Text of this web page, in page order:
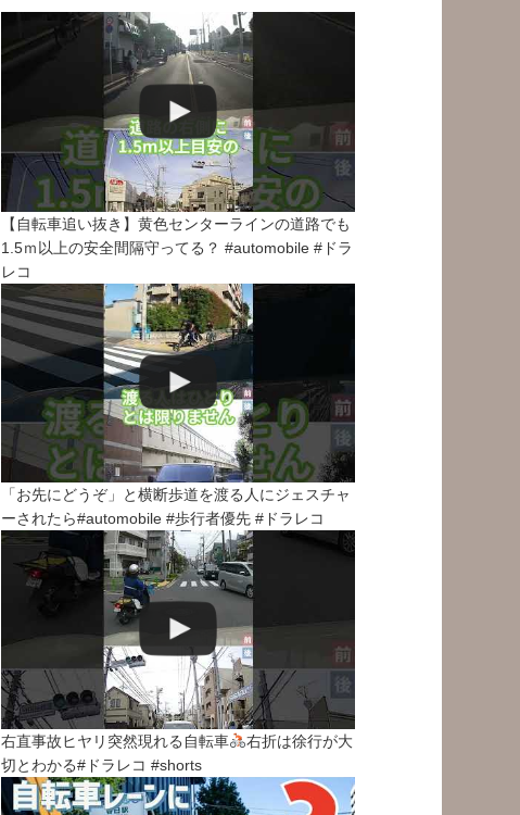
【自転車追い抜き】黄色センターラインの道路でも
1.5ｍ以上の安全間隔守ってる？ #automobile #ドラ
レコ
「お先にどうぞ」と横断歩道を渡る人にジェスチャ
ーされたら#automobile #歩行者優先 #ドラレコ
右直事故ヒヤリ突然現れる自転車
右折は徐行が大
切とわかる#ドラレコ #shorts